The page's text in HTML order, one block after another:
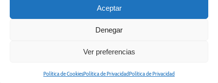
Aceptar
Denegar
Ver preferencias
Política de CookiesPolítica de PrivacidadPolítica de Privacidad
Aviso Legal y Política de Privacidad
2019 Copyright. Todos los derechos reservados. Diseñado